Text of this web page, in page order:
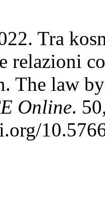
Tra
relazioni
The law
Online.